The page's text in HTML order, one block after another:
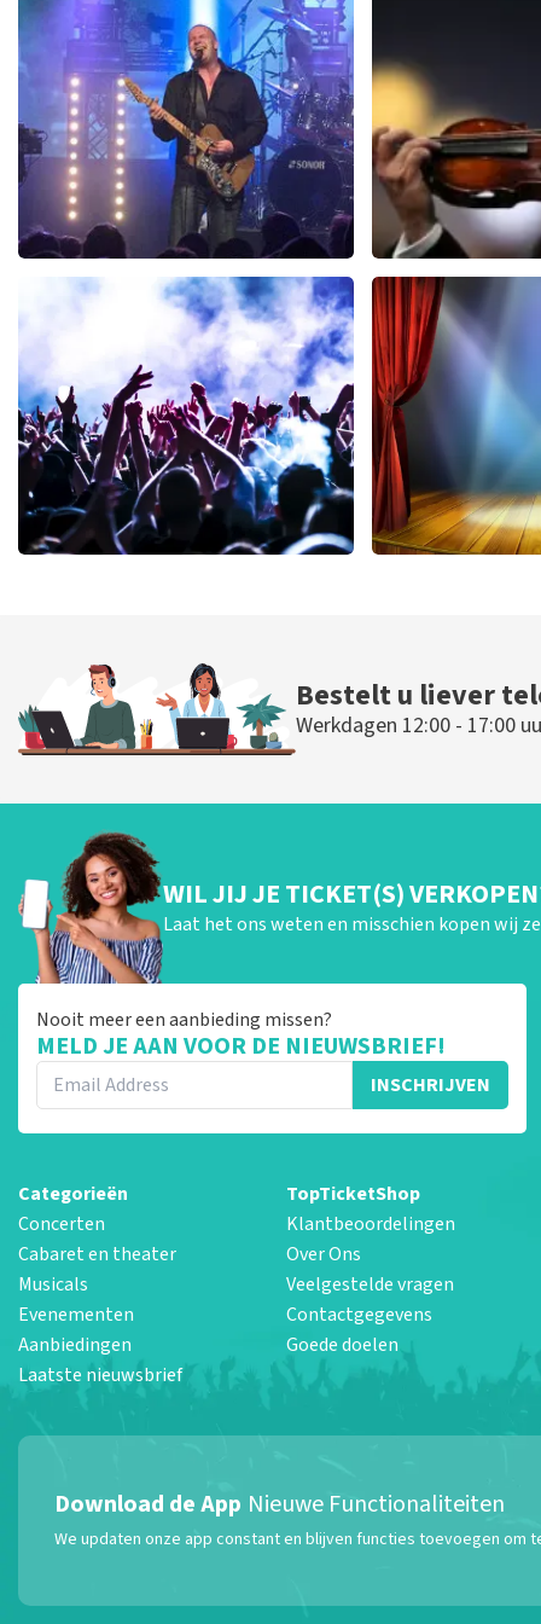
BEKIJKEN
Blof
laatste 30 minuten
BESTEL NU
Andre Rieu
774laatste 30
BESTEL NU
BESTEL NU
Bestelt u liever
Werkdagen 12:00 - 17:00
WIL JIJ JE TICKET(S)
Laat het ons weten en misschien kopen wij
Nooit meer een aanbieding missen?
MELD JE AAN VOOR DE NIEUWSBRIEF!
INSCHRIJVEN
Categorieën
Concerten
Cabaret en theater
Musicals
Evenementen
Aanbiedingen
Laatste nieuwsbrief
TopTicketShop
Klantbeoordelingen
Over Ons
Veelgestelde vragen
Contactgegevens
Goede doelen
Download de App Nieuwe Functionaliteiten
We updaten onze app constant en blijven functies toevoegen om